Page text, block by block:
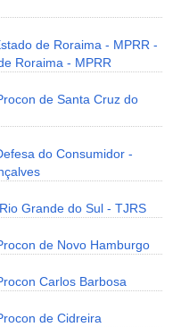
de Roraima - MPRR -
Roraima - MPRR
de Santa Cruz do
do Consumidor -
Grande do Sul - TJRS
de Novo Hamburgo
Carlos Barbosa
de Cidreira